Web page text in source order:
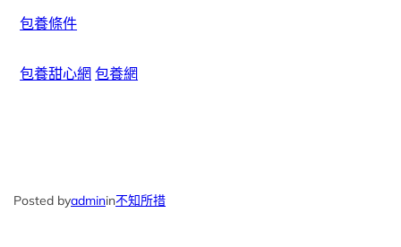
包養條件
包養甜心網 包養網
Posted byadminin不知所措